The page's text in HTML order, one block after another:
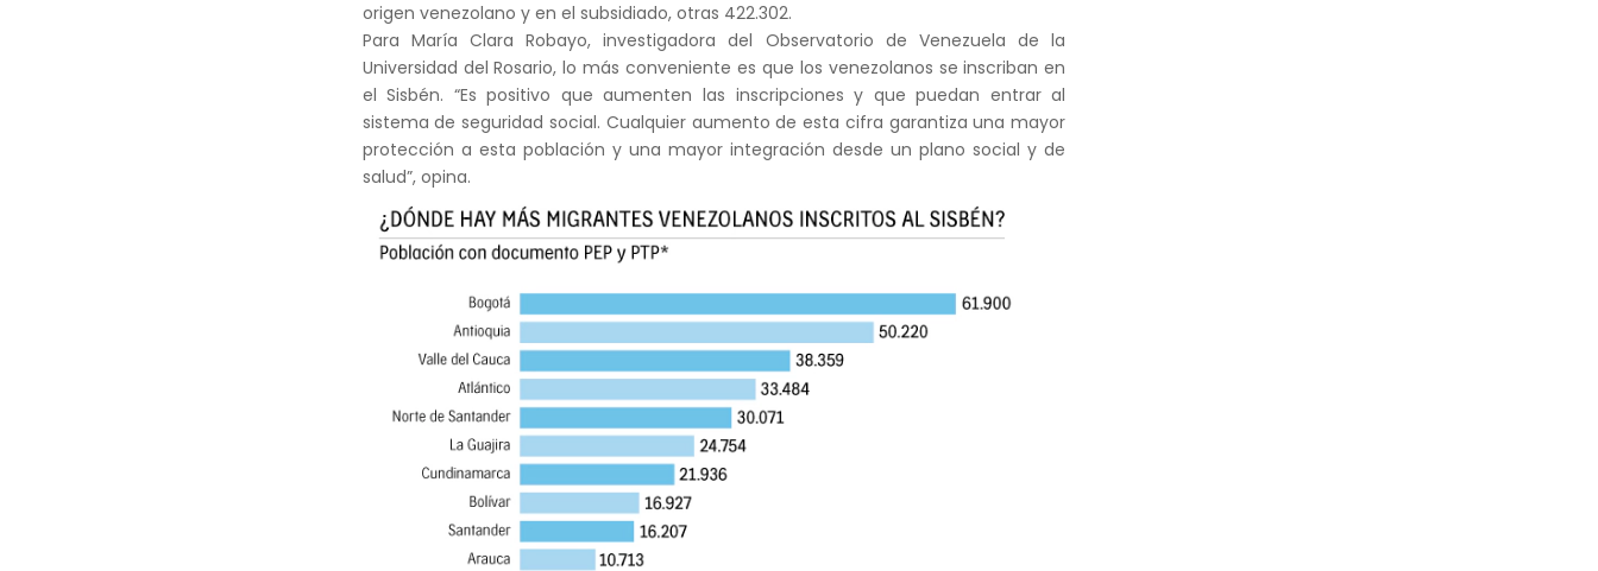
origen venezolano y en el subsidiado, otras 422.302.
Para María Clara Robayo, investigadora del Observatorio de Venezuela de la
Universidad del Rosario, lo más conveniente es que los venezolanos se inscriban en
el Sisbén. “Es positivo que aumenten las inscripciones y que puedan entrar al
sistema de seguridad social. Cualquier aumento de esta cifra garantiza una mayor
protección a esta población y una mayor integración desde un plano social y de
salud”, opina.